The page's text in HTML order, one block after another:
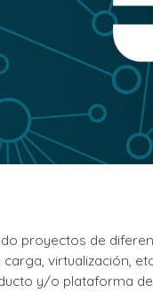
proyectos de
virtualización,
y/o plataforma